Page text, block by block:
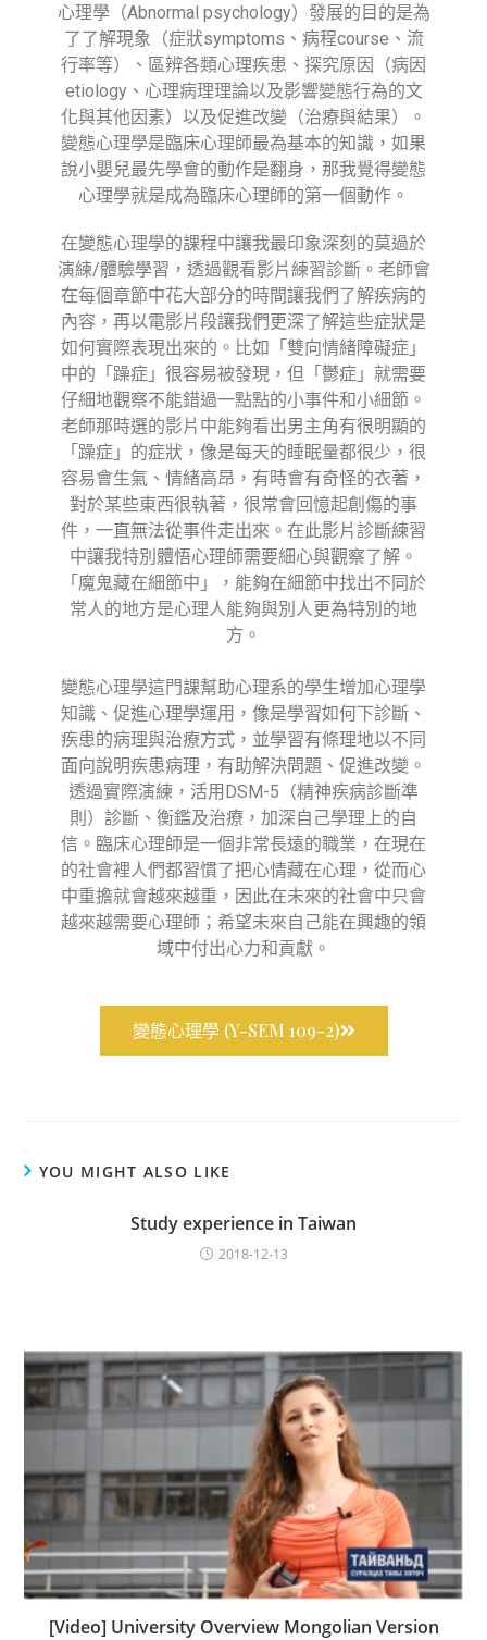
心理學（Abnormal psychology）發展的目的是為
了了解現象（症狀symptoms、病程course、流
行率等）、區辨各類心理疾患、探究原因（病因
etiology、心理病理理論以及影響變態行為的文
化與其他因素）以及促進改變（治療與結果）。
變態心理學是臨床心理師最為基本的知識，如果
說小嬰兒最先學會的動作是翻身，那我覺得變態
心理學就是成為臨床心理師的第一個動作。
在變態心理學的課程中讓我最印象深刻的莫過於
演練/體驗學習，透過觀看影片練習診斷。老師會
在每個章節中花大部分的時間讓我們了解疾病的
內容，再以電影片段讓我們更深了解這些症狀是
如何實際表現出來的。比如「雙向情緒障礙症」
中的「躁症」很容易被發現，但「鬱症」就需要
仔細地觀察不能錯過一點點的小事件和小細節。
老師那時選的影片中能夠看出男主角有很明顯的
「躁症」的症狀，像是每天的睡眠量都很少，很
容易會生氣、情緒高昂，有時會有奇怪的衣著，
對於某些東西很執著，很常會回憶起創傷的事
件，一直無法從事件走出來。在此影片診斷練習
中讓我特別體悟心理師需要細心與觀察了解。
「魔鬼藏在細節中」，能夠在細節中找出不同於
常人的地方是心理人能夠與別人更為特別的地
方。
變態心理學這門課幫助心理系的學生增加心理學
知識、促進心理學運用，像是學習如何下診斷、
疾患的病理與治療方式，並學習有條理地以不同
面向說明疾患病理，有助解決問題、促進改變。
透過實際演練，活用DSM-5（精神疾病診斷準
則）診斷、衡鑑及治療，加深自己學理上的自
信。臨床心理師是一個非常長遠的職業，在現在
的社會裡人們都習慣了把心情藏在心理，從而心
中重擔就會越來越重，因此在未來的社會中只會
越來越需要心理師；希望未來自己能在興趣的領
域中付出心力和貢獻。
變態心理學 (Y-SEM 109-2)
YOU MIGHT ALSO LIKE
Study experience in Taiwan
2018-12-13
[Video] University Overview Mongolian Version